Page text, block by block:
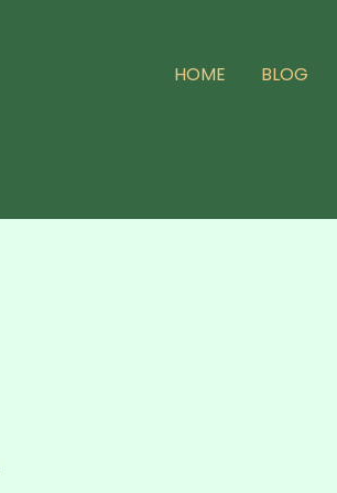
HOME BLOG